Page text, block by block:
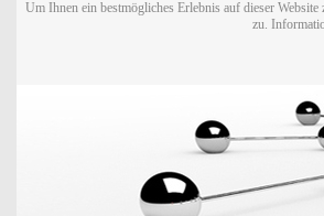
Um Ihnen ein bestmögliches Erlebnis auf dieser
zu.